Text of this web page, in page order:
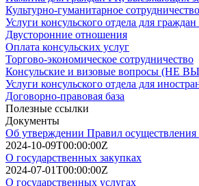
Культурно-гуманитарное сотрудничество
Услуги консульского отдела для
Двусторонние отношения
Оплата консульских услуг
Торгово-экономическое сотрудничество
Консульские и визовые вопросы
Услуги консульского отдела для
Договорно-правовая база
Полезные ссылки
Документы
Об утверждении Правил осуществления
2024-10-09T00:00:00Z
О государственных закупках
2024-07-01T00:00:00Z
О государственных услугах